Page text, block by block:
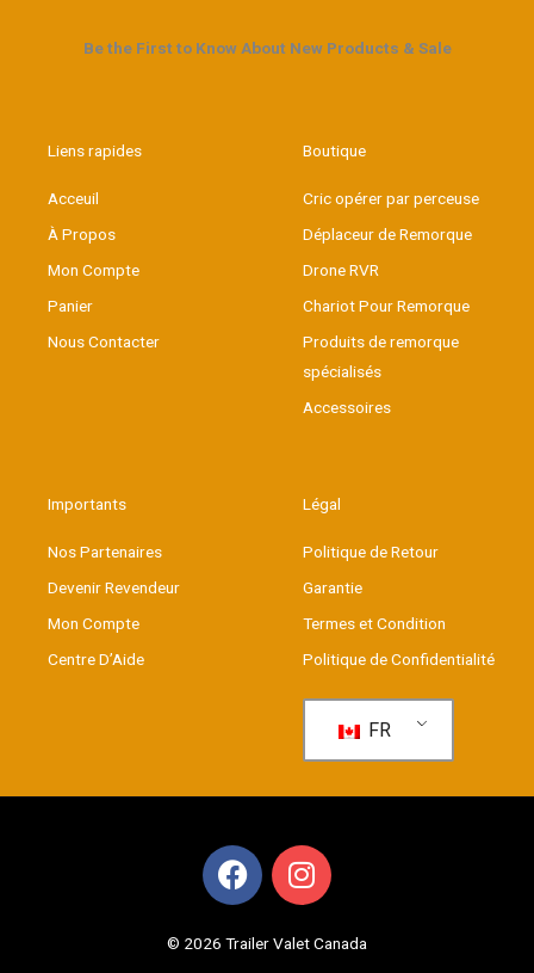
Be the First to Know About New Products & Sale
Liens rapides
Acceuil
À Propos
Mon Compte
Panier
Nous Contacter
Boutique
Cric opérer par perceuse
Déplaceur de Remorque
Drone RVR
Chariot Pour Remorque
Produits de remorque
spécialisés
Accessoires
Importants
Nos Partenaires
Devenir Revendeur
Mon Compte
Centre D’Aide
Légal
Politique de Retour
Garantie
Termes et Condition
Politique de Confidentialité
FR
F
a
e
I
n
t
© 2026 Trailer Valet Canada